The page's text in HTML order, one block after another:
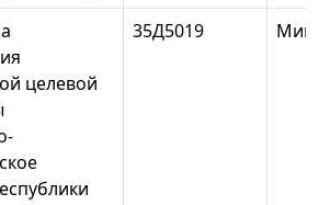
целевой
35Д5019